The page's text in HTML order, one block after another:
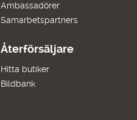
Ambassadörer
Samarbetspartners
Återförsäljare
Hitta butiker
Bildbank